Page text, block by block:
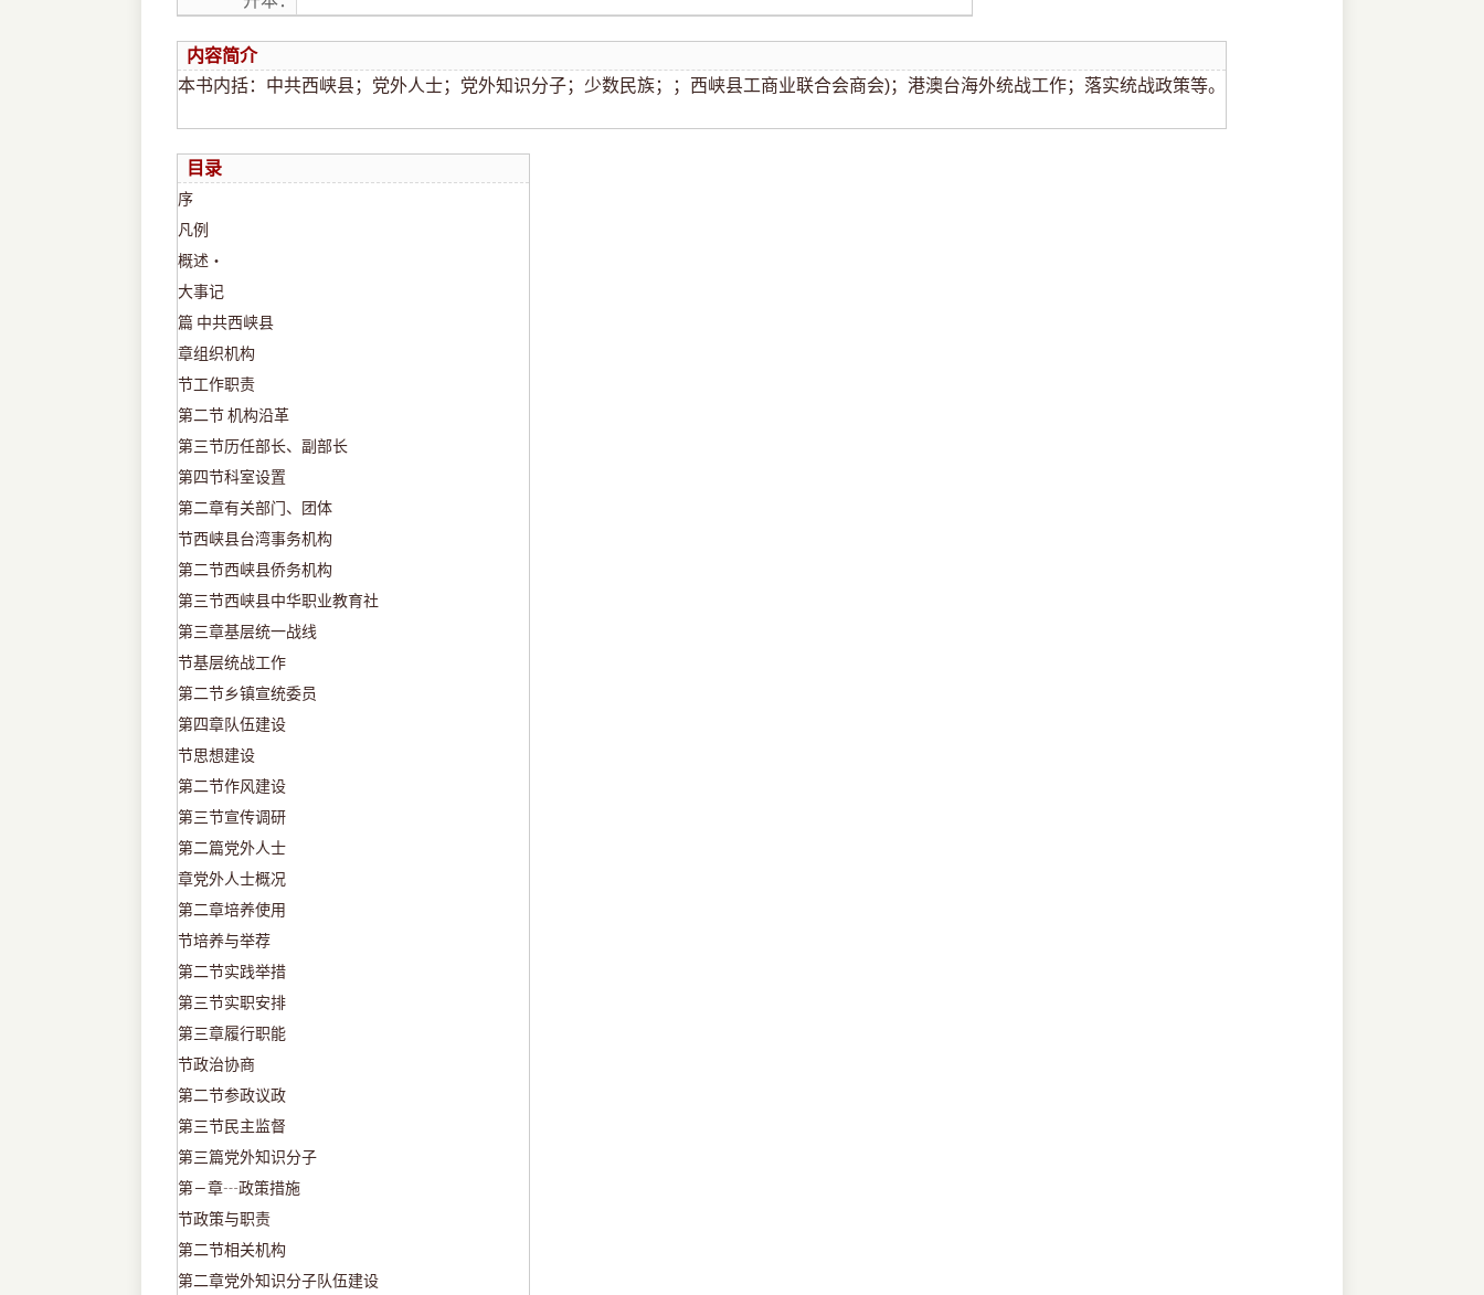
内容简介
本书内括：中共西峡县；党外人士；党外知识分子；少数民族；；西峡县工商业联合会商会)；港澳台海外统战工作；落实统战政策等。
目录
序
凡例
概述・
大事记
篇 中共西峡县
章组织机构
节工作职责
第二节 机构沿革
第三节历任部长、副部长
第四节科室设置
第二章有关部门、团体
节西峡县台湾事务机构
第二节西峡县侨务机构
第三节西峡县中华职业教育社
第三章基层统一战线
节基层统战工作
第二节乡镇宣统委员
第四章队伍建设
节思想建设
第二节作风建设
第三节宣传调研
第二篇党外人士
章党外人士概况
第二章培养使用
节培养与举荐
第二节实践举措
第三节实职安排
第三章履行职能
节政治协商
第二节参政议政
第三节民主监督
第三篇党外知识分子
第 ―章┄政策措施
节政策与职责
第二节相关机构
第二章党外知识分子队伍建设